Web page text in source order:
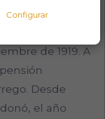
del Instituto
de 1919. A
Desde
el año
Configurar